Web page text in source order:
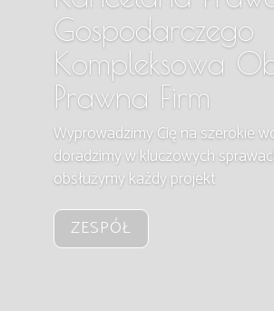
Gospodarczego
Kompleksowa
Prawna Firm
Wyprowadzimy Cię na szerokie
doradzimy w kluczowych
obsłużymy każdy projekt
ZESPÓŁ